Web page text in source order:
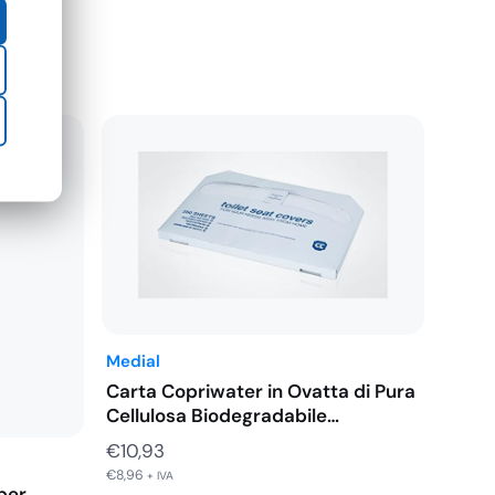
Medial
Carta Copriwater in Ovatta di Pura
Cellulosa Biodegradabile…
€10,93
€8,96 + IVA